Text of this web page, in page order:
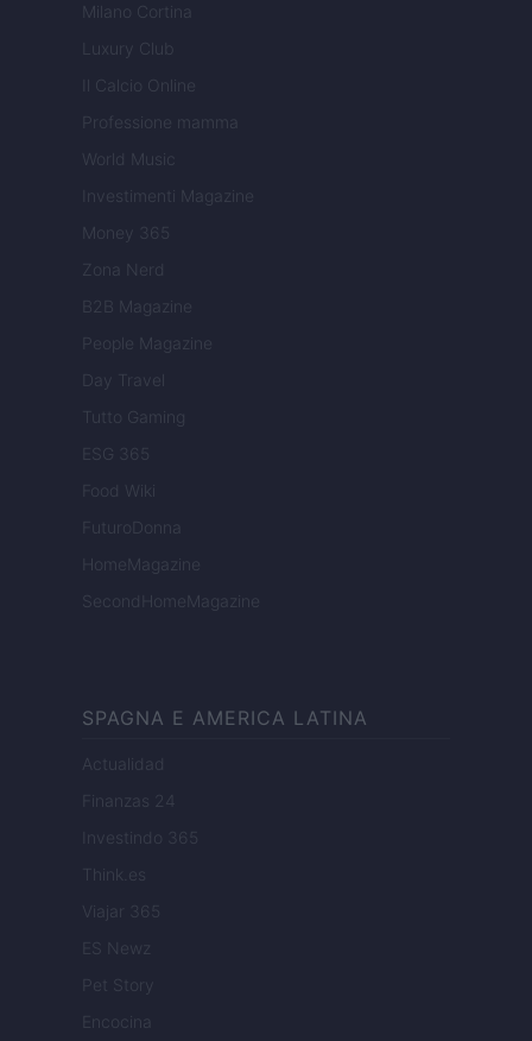
Milano Cortina
Luxury Club
Il Calcio Online
Professione mamma
World Music
Investimenti Magazine
Money 365
Zona Nerd
B2B Magazine
People Magazine
Day Travel
Tutto Gaming
ESG 365
Food Wiki
FuturoDonna
HomeMagazine
SecondHomeMagazine
SPAGNA E AMERICA LATINA
Actualidad
Finanzas 24
Investindo 365
Think.es
Viajar 365
ES Newz
Pet Story
Encocina